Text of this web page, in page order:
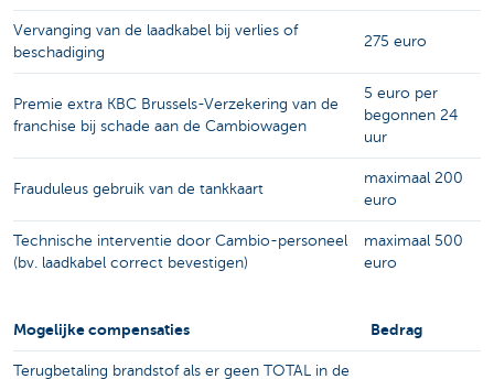
Vervanging van de laadkabel bij verlies of
beschadiging
275 euro
Premie extra KBC Brussels-Verzekering van de
franchise bij schade aan de Cambiowagen
5 euro per
begonnen 24
uur
Frauduleus gebruik van de tankkaart
maximaal 200
euro
Technische interventie door Cambio-personeel
(bv. laadkabel correct bevestigen)
maximaal 500
euro
Mogelijke compensaties Bedrag
Terugbetaling brandstof als er geen TOTAL in de